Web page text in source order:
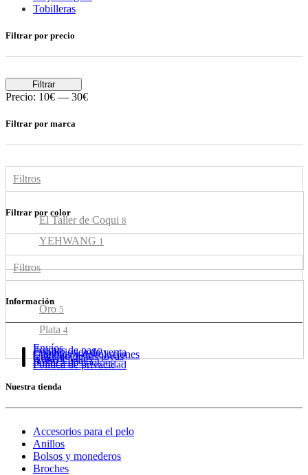
Tobilleras
Filtrar por precio
Filtrar
Precio: 10€ — 30€
Filtrar por marca
Filtros
El Taller de Coqui 8
YEHWANG 1
Filtrar por color
Filtros
Oro 5
Plata 4
Información
Envíos
Formas de pago
Condiciones de venta
Cambios y devoluciones
Cuidado de tus joyas
Guía de tallas
Aviso Legal
Política de cookies
Política de privacidad
Nuestra tienda
Accesorios para el pelo
Anillos
Bolsos y monederos
Broches